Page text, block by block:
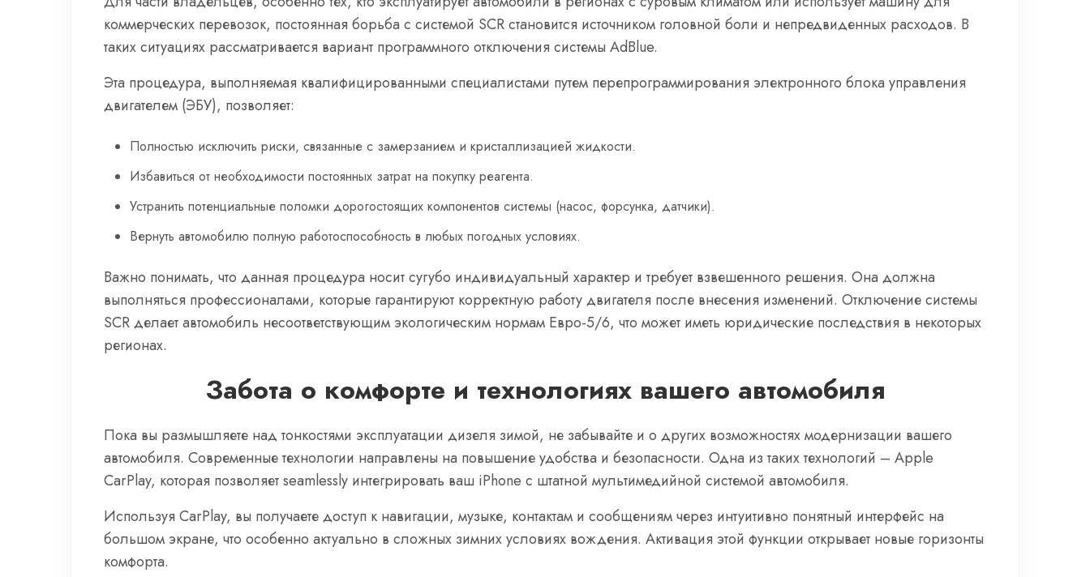
коммерческих перевозок, постоянная борьба с системой SCR становится источником головной боли и непредвиденных расходов. В
таких ситуациях рассматривается вариант программного отключения системы AdBlue.
Эта процедура, выполняемая квалифицированными специалистами путем перепрограммирования электронного блока управления
двигателем (ЭБУ), позволяет:
Полностью исключить риски, связанные с замерзанием и кристаллизацией жидкости.
Избавиться от необходимости постоянных затрат на покупку реагента.
Устранить потенциальные поломки дорогостоящих компонентов системы (насос, форсунка, датчики).
Вернуть автомобилю полную работоспособность в любых погодных условиях.
Важно понимать, что данная процедура носит сугубо индивидуальный характер и требует взвешенного решения. Она должна
выполняться профессионалами, которые гарантируют корректную работу двигателя после внесения изменений. Отключение системы
SCR делает автомобиль несоответствующим экологическим нормам Евро-5/6, что может иметь юридические последствия в некоторых
регионах.
Забота о комфорте и технологиях вашего автомобиля
Пока вы размышляете над тонкостями эксплуатации дизеля зимой, не забывайте и о других возможностях модернизации вашего
автомобиля. Современные технологии направлены на повышение удобства и безопасности. Одна из таких технологий – Apple
CarPlay, которая позволяет seamlessly интегрировать ваш iPhone с штатной мультимедийной системой автомобиля.
Используя CarPlay, вы получаете доступ к навигации, музыке, контактам и сообщениям через интуитивно понятный интерфейс на
большом экране, что особенно актуально в сложных зимних условиях вождения. Активация этой функции открывает новые горизонты
комфорта.